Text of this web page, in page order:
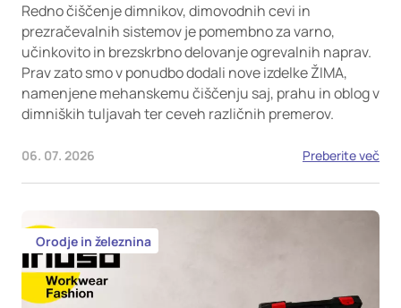
Redno čiščenje dimnikov, dimovodnih cevi in
prezračevalnih sistemov je pomembno za varno,
učinkovito in brezskrbno delovanje ogrevalnih naprav.
Prav zato smo v ponudbo dodali nove izdelke ŽIMA,
namenjene mehanskemu čiščenju saj, prahu in oblog v
dimniških tuljavah ter ceveh različnih premerov.
06. 07. 2026 Preberite več
Orodje in železnina